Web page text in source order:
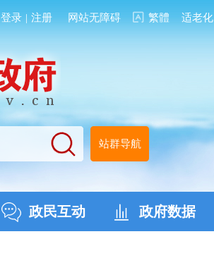
登录 | 注册 网站无障碍 繁體 适老化
站群导航
政民互动 政府数据